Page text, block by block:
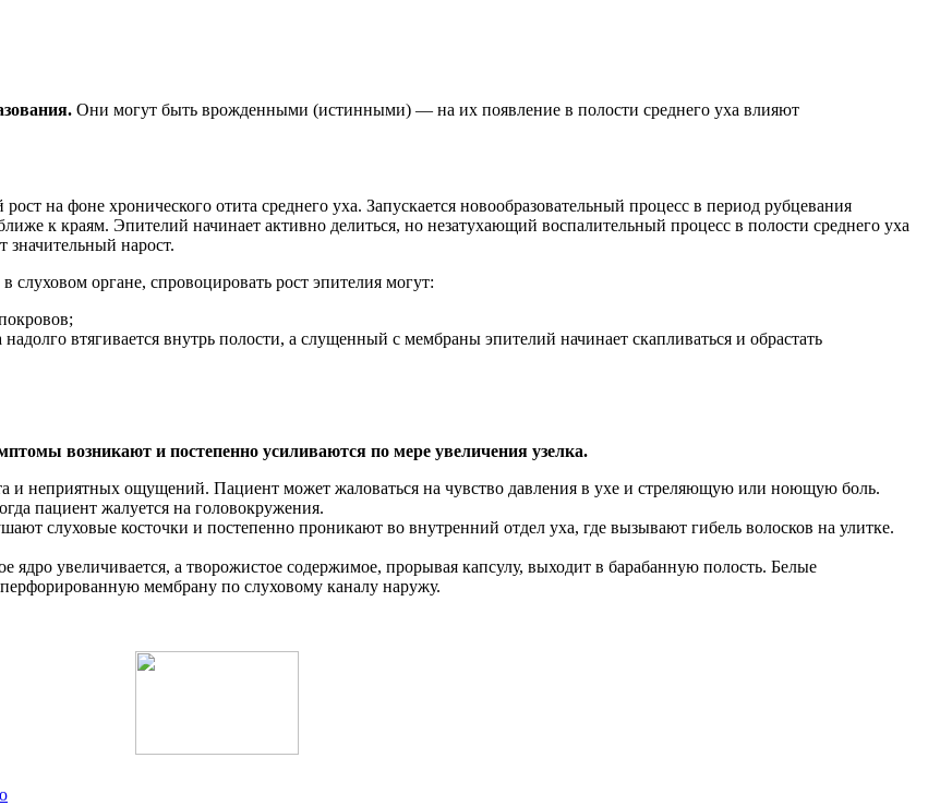
Они могут быть врожденными (истинными) — на их появление в полости среднего уха влияют
на фоне хронического отита среднего уха. Запускается новообразовательный процесс в период рубцевания
к краям. Эпителий начинает активно делиться, но незатухающий воспалительный процесс в полости среднего уха
значительный нарост.
слуховом органе, спровоцировать рост эпителия могут:
втягивается внутрь полости, а слущенный с мембраны эпителий начинает скапливаться и обрастать
возникают и постепенно усиливаются по мере увеличения узелка.
и неприятных ощущений. Пациент может жаловаться на чувство давления в ухе и стреляющую или ноющую боль.
пациент жалуется на головокружения.
слуховые косточки и постепенно проникают во внутренний отдел уха, где вызывают гибель волосков на улитке.
ядро увеличивается, а творожистое содержимое, прорывая капсулу, выходит в барабанную полость. Белые
мембрану по слуховому каналу наружу.